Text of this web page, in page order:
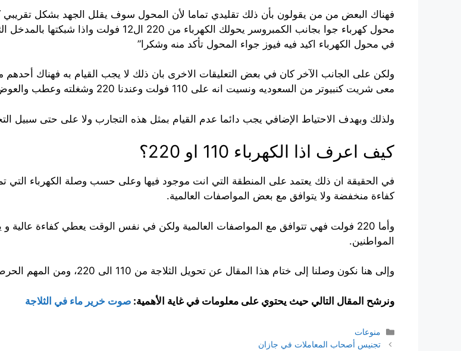
محول كهرباء جوا بجانب الكمبروسر يحولك
في محول الكهرباء اكيد فيه فيوز جواء المحول تأكد منه وشكرا”
ولكن على الجانب الآخر كان في بعض التعليقات الاخرى بان ذلك لا يجب القيام به فهناك
معى شريت كنبيوتر من السعوديه ونسيت انه على 110 فولت وعندنا 220 وشغلته وعطب والعوض على الله بعض الاجهزه فيها افيوز ولا اتماتيك يفصل”
ولذلك وبهدف الاحتياط الإضافي يجب دائما عدم القيام بمثل هذه التجارب ولا على حتى سبيل
كيف اعرف اذا الكهرباء 110 او 220؟
كفاءة منخفضة ولا يتوافق مع بعض المواصفات العالمية.
المواطنين.
وإلى هنا نكون وصلنا إلى ختام هذا المقال عن تحويل الثلاجة من 110 الى 220، ومن المهم الحرص على التواصل مع الكهربائي المتخصص ليقوم بهذه التحويلات.
ونرشح المقال التالي حيث يحتوي على معلومات في غاية الأهمية: صوت خرير ماء في الثلاجة
التصنيفات
منوعات
تجنيس أصحاب المعاملات في جازان